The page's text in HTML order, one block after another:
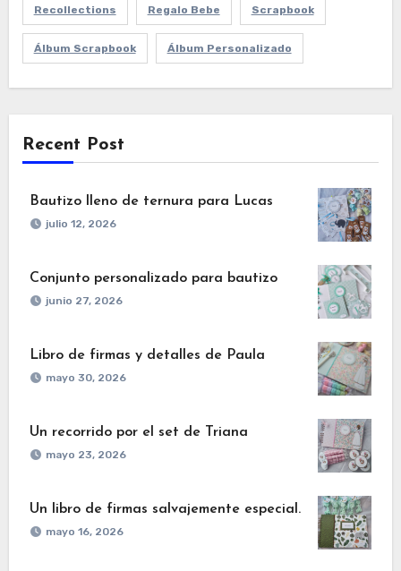
Recollections Regalo Bebe Scrapbook
Álbum Scrapbook Álbum Personalizado
Recent Post
Bautizo lleno de ternura para Lucas
julio 12, 2026
Conjunto personalizado para bautizo
junio 27, 2026
Libro de firmas y detalles de Paula
mayo 30, 2026
Un recorrido por el set de Triana
mayo 23, 2026
Un libro de firmas salvajemente especial.
mayo 16, 2026